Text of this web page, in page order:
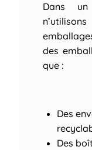
Dans
des
que :
Des
Des